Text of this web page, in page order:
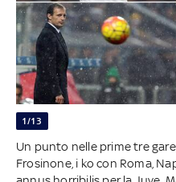
1/13
Un punto nelle prime tre
Frosinone, i ko con Roma,